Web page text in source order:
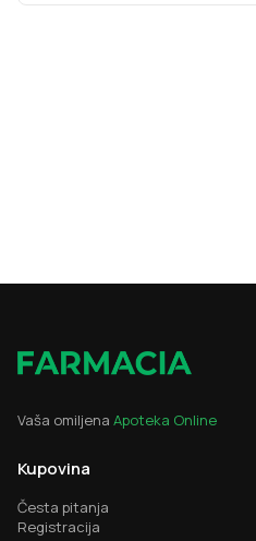
Vaša omiljena Apoteka Online
Kupovina
Česta pitanja
Registracija